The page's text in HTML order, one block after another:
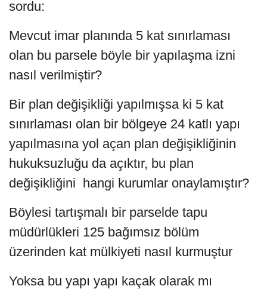
sordu:
Mevcut imar planında 5 kat sınırlaması
olan bu parsele böyle bir yapılaşma izni
nasıl verilmiştir?
Bir plan değişikliği yapılmışsa ki 5 kat
sınırlaması olan bir bölgeye 24 katlı yapı
yapılmasına yol açan plan değişikliğinin
hukuksuzluğu da açıktır, bu plan
değişikliğini hangi kurumlar onaylamıştır?
Böylesi tartışmalı bir parselde tapu
müdürlükleri 125 bağımsız bölüm
üzerinden kat mülkiyeti nasıl kurmuştur
Yoksa bu yapı yapı kaçak olarak mı